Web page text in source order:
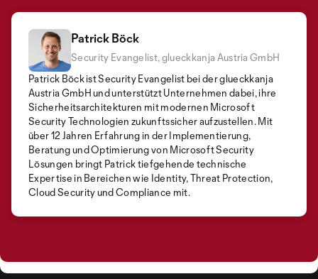
Patrick Böck
Security Evangelist, glueckkanja Austria GmbH
Patrick Böck ist Security Evangelist bei der glueckkanja
Austria GmbH und unterstützt Unternehmen dabei, ihre
Sicherheitsarchitekturen mit modernen Microsoft
Security Technologien zukunftssicher aufzustellen. Mit
über 12 Jahren Erfahrung in der Implementierung,
Beratung und Optimierung von Microsoft Security
Lösungen bringt Patrick tiefgehende technische
Expertise in Bereichen wie Identity, Threat Protection,
Cloud Security und Compliance mit.